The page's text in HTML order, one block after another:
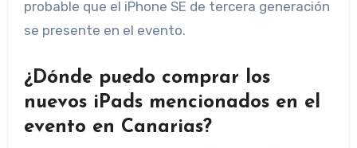
probable que el iPhone SE de tercera generación
se presente en el evento.
¿Dónde puedo comprar los
nuevos iPads mencionados en el
evento en Canarias?